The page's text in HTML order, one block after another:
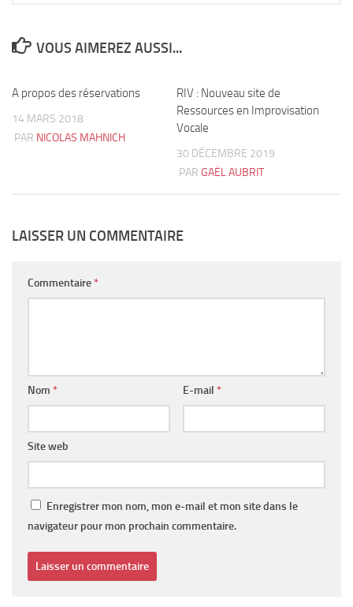
VOUS AIMEREZ AUSSI...
A propos des réservations
14 MARS 2018
PAR NICOLAS MAHNICH
RIV : Nouveau site de
Ressources en Improvisation
Vocale
30 DÉCEMBRE 2019
PAR GAËL AUBRIT
LAISSER UN COMMENTAIRE
Commentaire *
Nom * E-mail *
Site web
Enregistrer mon nom, mon e-mail et mon site dans le
navigateur pour mon prochain commentaire.